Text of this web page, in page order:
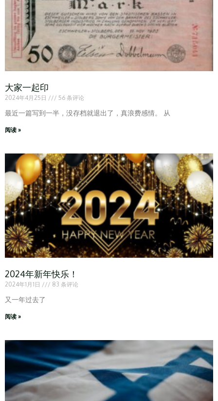
大家一起印
2024年4月25日 56 条评论
最近一篇写到一半，没存档就退出了，真浪费感情。 从
阅读 »
2024年新年快乐！
2024年1月1日 83 条评论
又一年过去了
阅读 »